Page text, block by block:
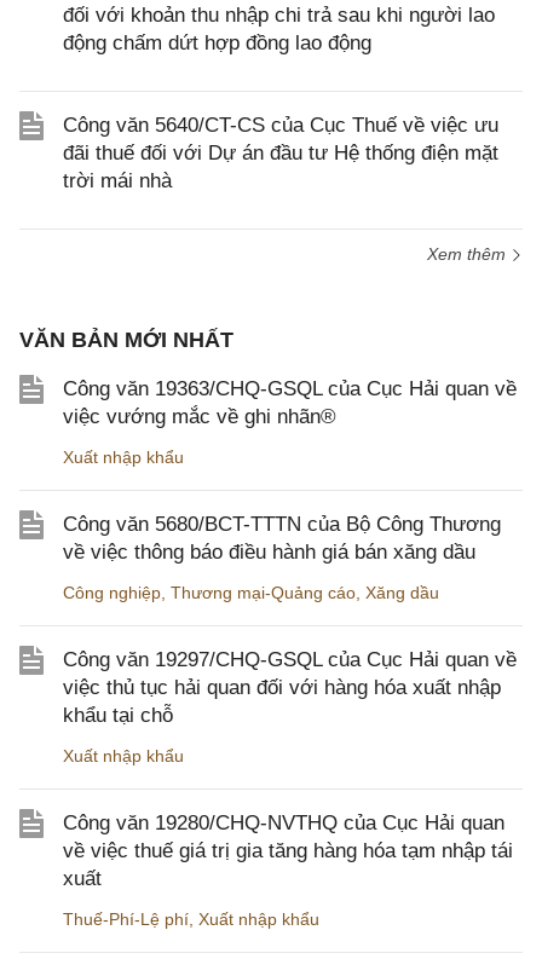
đối với khoản thu nhập chi trả sau khi người lao
động chấm dứt hợp đồng lao động
Công văn 5640/CT-CS của Cục Thuế về việc ưu
đãi thuế đối với Dự án đầu tư Hệ thống điện mặt
trời mái nhà
Xem thêm
VĂN BẢN MỚI NHẤT
Công văn 19363/CHQ-GSQL của Cục Hải quan về
việc vướng mắc về ghi nhãn®
Xuất nhập khẩu
Công văn 5680/BCT-TTTN của Bộ Công Thương
về việc thông báo điều hành giá bán xăng dầu
Công nghiệp Thương mại-Quảng cáo Xăng dầu
Công văn 19297/CHQ-GSQL của Cục Hải quan về
việc thủ tục hải quan đối với hàng hóa xuất nhập
khẩu tại chỗ
Xuất nhập khẩu
Công văn 19280/CHQ-NVTHQ của Cục Hải quan
về việc thuế giá trị gia tăng hàng hóa tạm nhập tái
xuất
Thuế-Phí-Lệ phí Xuất nhập khẩu